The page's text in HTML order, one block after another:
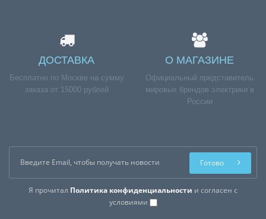
ДОСТАВКА
Бесплатно по Москве на сумму
заказа от 15000 рублей
О МАГАЗИНЕ
Официальный представитель
мировых брендов электрики в
России
Я прочитал Политика конфиденциальности и согласен с
условиями
Готово